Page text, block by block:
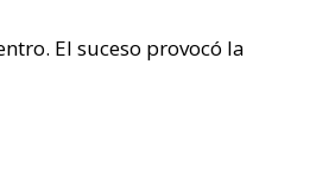
El suceso provocó la